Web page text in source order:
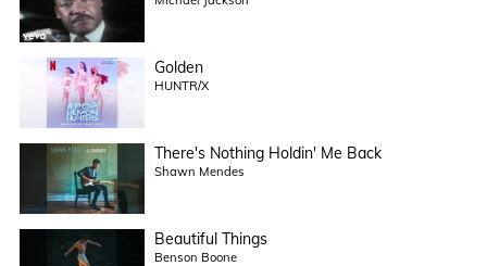
Golden
HUNTR/X
There's Nothing Holdin' Me Back
Shawn Mendes
Beautiful Things
Benson Boone